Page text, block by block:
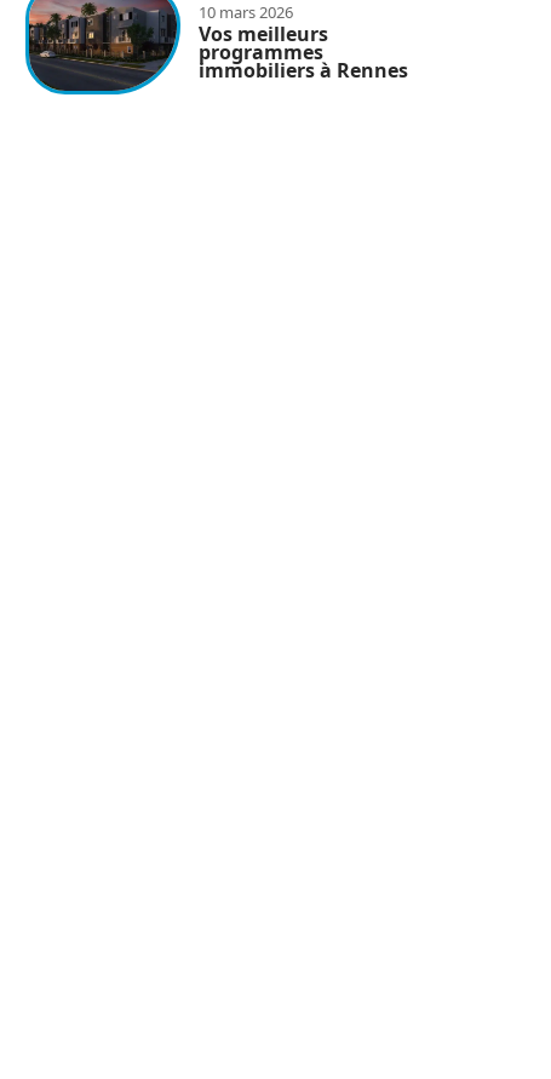
10 mars 2026
Vos meilleurs
programmes
immobiliers à Rennes